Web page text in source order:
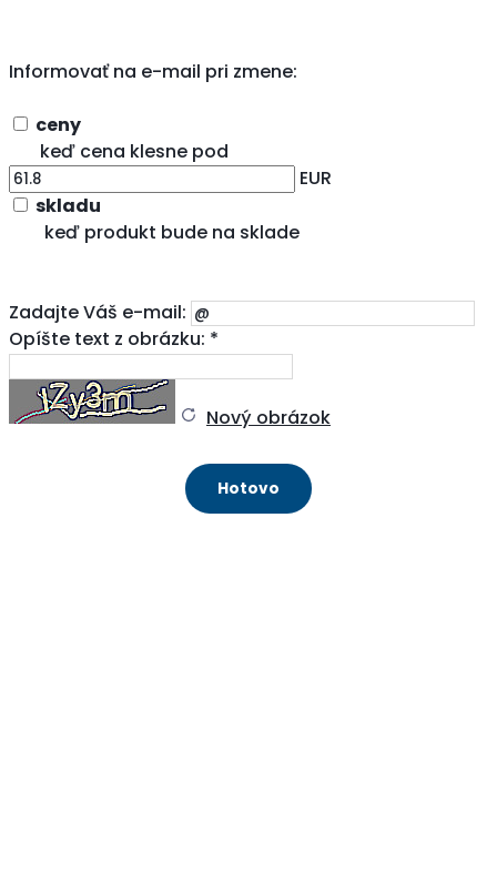
Informovať na e-mail pri zmene:
ceny
keď cena klesne pod
EUR
skladu
keď produkt bude na sklade
Zadajte Váš e-mail:
Opíšte text z obrázku: *
Nový obrázok